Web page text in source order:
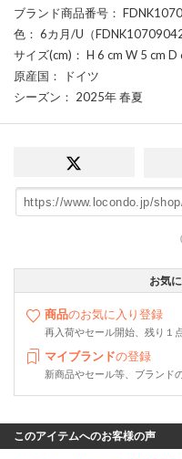
ブランド商品番号 ：
色 ： 6カ月/U（FDNK10709042
サイズ(cm) ： H 6 cm W 5 cm D
原産国 ： ドイツ
シーズン ： 2025年 春夏
お気
商品のお気に入り登録
再入荷やセール開始、残り１
マイブランドの登録
新商品やセール等、ブランド
このアイテムへのお客様の声